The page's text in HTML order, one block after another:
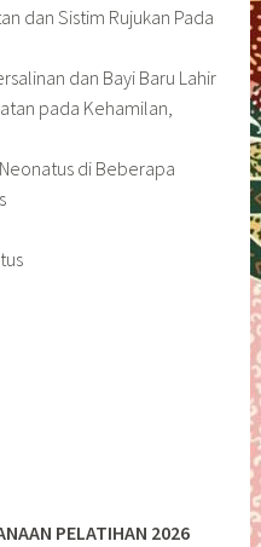
dan Sistim Rujukan Pada
dan Bayi Baru Lahir
pada Kehamilan,
di Beberapa
PELATIHAN 2026